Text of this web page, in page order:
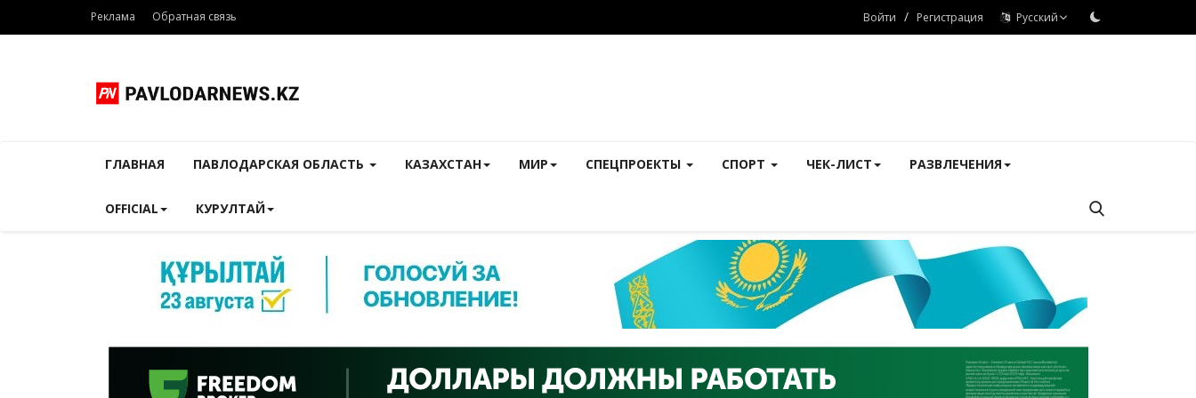
Реклама Обратная связь Войти / Регистрация Русский
ГЛАВНАЯ ПАВЛОДАРСКАЯ ОБЛАСТЬ КАЗАХСТАН МИР СПЕЦПРОЕКТЫ СПОРТ ЧЕК-ЛИСТ РАЗВЛЕЧЕНИЯ
OFFICIAL КУРУЛТАЙ